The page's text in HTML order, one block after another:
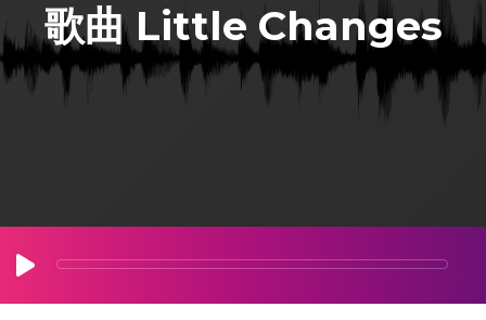
歌曲 Little Changes